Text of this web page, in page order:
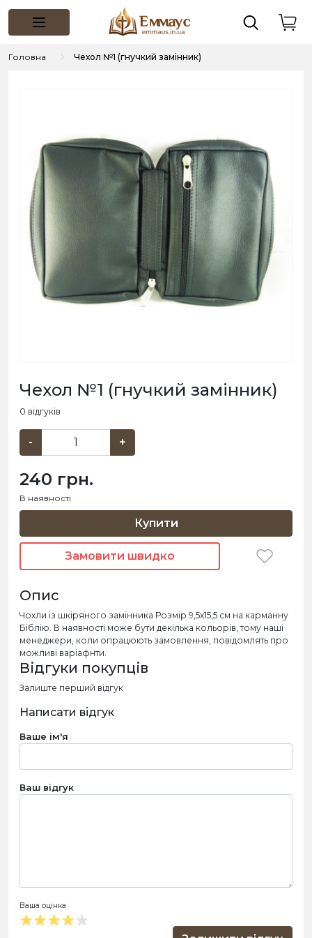
Головна Чехол №1 (гнучкий замінник)
Чехол №1 (гнучкий замінник)
0 відгуків
- +
240 грн.
В наявності
Купити
Замовити швидко
Опис
Чохли із шкіряного замінника Розмір 9,5х15,5 см на карманну
Біблію. В наявності може бути декілька кольорів, тому наші
менеджери, коли опрацюють замовлення, повідомлять про
можливі варіафнти.
Відгуки покупців
Залиште перший відгук
Написати відгук
Ваше ім'я
Ваш відгук
Ваша оцінка